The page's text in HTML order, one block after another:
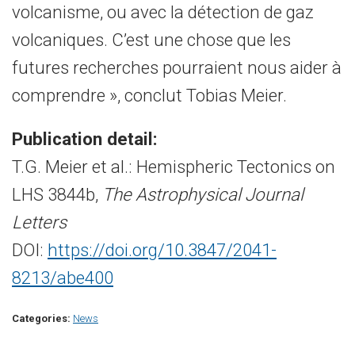
volcanisme, ou avec la détection de gaz
volcaniques. C’est une chose que les
futures recherches pourraient nous aider à
comprendre », conclut Tobias Meier.
Publication detail:
T.G. Meier et al.: Hemispheric Tectonics on
LHS 3844b, The Astrophysical Journal
Letters
DOI: https://doi.org/10.3847/2041-
8213/abe400
Categories: News